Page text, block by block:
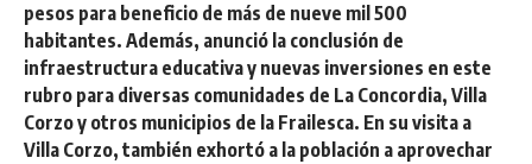
pesos para beneficio de más de nueve mil 500
habitantes. Además, anunció la conclusión de
infraestructura educativa y nuevas inversiones en este
rubro para diversas comunidades de La Concordia, Villa
Corzo y otros municipios de la Frailesca. En su visita a
Villa Corzo, también exhortó a la población a aprovechar